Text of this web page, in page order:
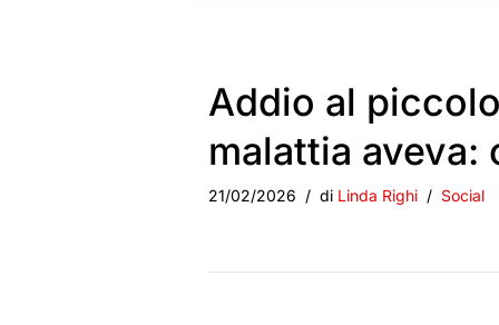
Addio al
malattia aveva:
21/02/2026 di Linda Righi Social